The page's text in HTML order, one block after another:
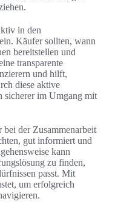
in den
Käufer sollten, wann
bereitstellen und
transparente
und hilft,
diese aktive
sicherer im Umgang mit
bei der Zusammenarbeit
gut informiert und
kann
zu finden,
passt. Mit
um erfolgreich